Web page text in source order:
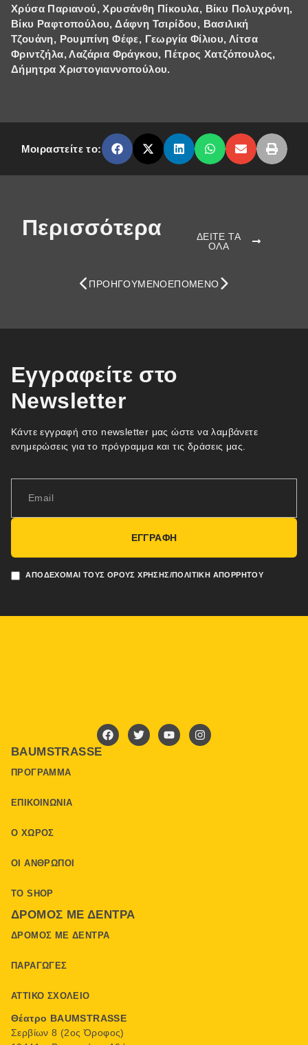
Χρύσα Παριανού, Χρυσάνθη Πίκουλα, Βίκυ Πολυχρόνη,
Βίκυ Ραφτοπούλου, Δάφνη Τσιρίδου, Βασιλική
Τζουάνη, Ρουμπίνη Φέφε, Γεωργία Φίλιου, Λίτσα
Φριντζήλα, Λαζάρια Φράγκου, Πέτρος Χατζόπουλος,
Δήμητρα Χριστογιαννοπούλου.
Μοιραστείτε το:
Περισσότερα
ΔΕΙΤΕ ΤΑ
ΟΛΑ
ΠΡΟΗΓΟΎΜΕΝΟΕΠΌΜΕΝΟ
Εγγραφείτε στο
Newsletter
Κάντε εγγραφή στο newsletter μας ώστε να λαμβάνετε
ενημερώσεις για το πρόγραμμα και τις δράσεις μας.
ΑΠΟΔΈΧΟΜΑΙ ΤΟΥΣ ΌΡΟΥΣ ΧΡΉΣΗΣ/ΠΟΛΙΤΙΚΉ ΑΠΟΡΡΉΤΟΥ
ΕΓΓΡΑΦΗ
BAUMSTRASSE
ΠΡΌΓΡΑΜΜΑ
ΕΠΙΚΟΙΝΩΝΊΑ
Ο ΧΏΡΟΣ
ΟΙ ΆΝΘΡΩΠΟΙ
ΤΟ SHOP
ΔΡΌΜΟΣ ΜΕ ΔΈΝΤΡΑ
ΔΡΌΜΟΣ ΜΕ ΔΈΝΤΡΑ
ΠΑΡΑΓΩΓΈΣ
ΑΤΤΙΚΌ ΣΧΟΛΕΊΟ
Θέατρο BAUMSTRASSE
Σερβίων 8 (2ος Όροφος)